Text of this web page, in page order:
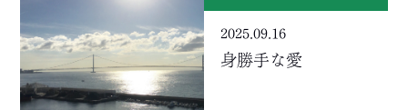
2025.09.16
身勝手な愛